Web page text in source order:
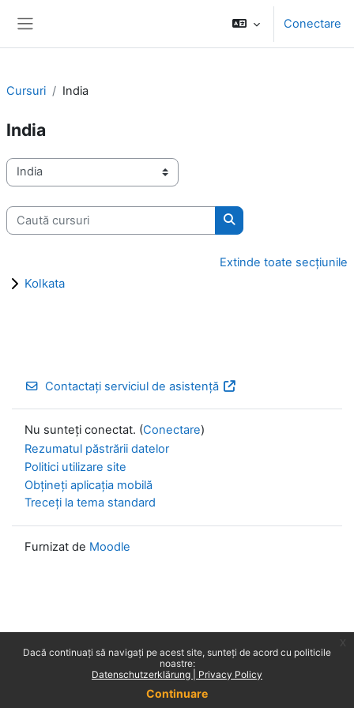
Dacă continuați să navigați pe acest site, sunteți de acord cu politicile
noastre:
Datenschutzerklärung | Privacy Policy
Continuare
Conectare
Cursuri India
India
Categorii curs
Caută cursuri
Caută cursuri
Extinde toate secțiunile
Kolkata
Contactați serviciul de asistență
Nu sunteți conectat. (Conectare)
Rezumatul păstrării datelor
Politici utilizare site
Obțineți aplicația mobilă
Treceți la tema standard
Furnizat de Moodle